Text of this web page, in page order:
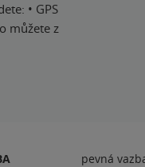
• GPS
můžete z
pevná